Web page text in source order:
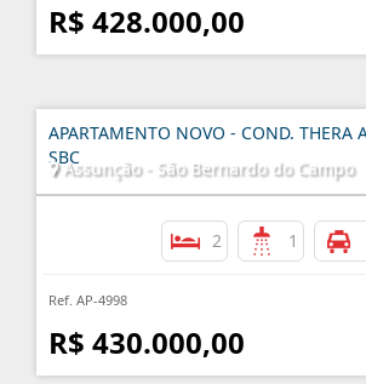
R$ 428.000,00
APARTAMENTO NOVO - COND. THERA
SBC
Assunção - São Bernardo do Campo
2 1
Ref. AP-4998
R$ 430.000,00